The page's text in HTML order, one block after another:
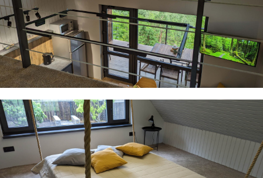
00:00 00:00
1. K4 літо 0:39
На карті